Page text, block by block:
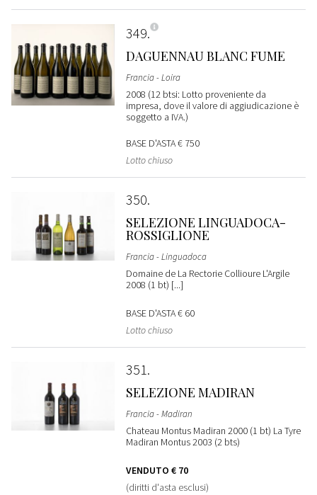
349
DAGUENNAU BLANC FUME
Francia - Loira
2008 (12 btsi: Lotto proveniente da
impresa, dove il valore di aggiudicazione è
soggetto a IVA.)
BASE D'ASTA€ 750
Lotto chiuso
350
SELEZIONE LINGUADOCA-
ROSSIGLIONE
Francia - Linguadoca
Domaine de La Rectorie Collioure L'Argile
2008 (1 bt) [...]
BASE D'ASTA€ 60
Lotto chiuso
351
SELEZIONE MADIRAN
Francia - Madiran
Chateau Montus Madiran 2000 (1 bt) La Tyre
Madiran Montus 2003 (2 bts)
VENDUTO € 70
(diritti d'asta esclusi)